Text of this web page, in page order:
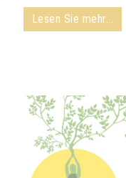
Lesen Sie mehr...